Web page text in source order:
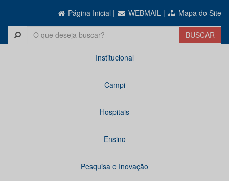
Página Inicial | WEBMAIL | Mapa do Site
Institucional
Campi
Hospitais
Ensino
Pesquisa e Inovação